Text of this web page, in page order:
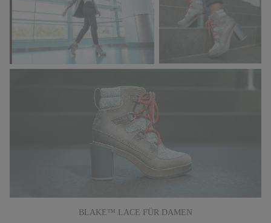
BLAKE™ LACE FÜR DAMEN